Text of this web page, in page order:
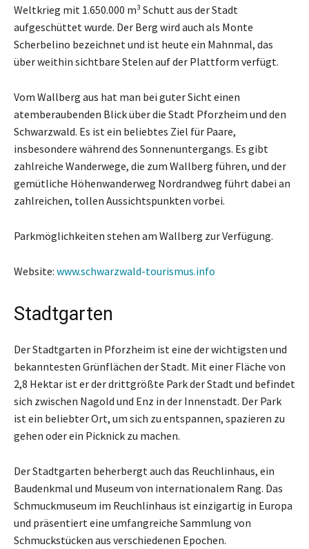
Weltkrieg mit 1.650.000 m³ Schutt aus der Stadt
aufgeschüttet wurde. Der Berg wird auch als Monte
Scherbelino bezeichnet und ist heute ein Mahnmal, das
über weithin sichtbare Stelen auf der Plattform verfügt.
Vom Wallberg aus hat man bei guter Sicht einen
atemberaubenden Blick über die Stadt Pforzheim und den
Schwarzwald. Es ist ein beliebtes Ziel für Paare,
insbesondere während des Sonnenuntergangs. Es gibt
zahlreiche Wanderwege, die zum Wallberg führen, und der
gemütliche Höhenwanderweg Nordrandweg führt dabei an
zahlreichen, tollen Aussichtspunkten vorbei.
Parkmöglichkeiten stehen am Wallberg zur Verfügung.
Website: www.schwarzwald-tourismus.info
Stadtgarten
Der Stadtgarten in Pforzheim ist eine der wichtigsten und
bekanntesten Grünflächen der Stadt. Mit einer Fläche von
2,8 Hektar ist er der drittgrößte Park der Stadt und befindet
sich zwischen Nagold und Enz in der Innenstadt. Der Park
ist ein beliebter Ort, um sich zu entspannen, spazieren zu
gehen oder ein Picknick zu machen.
Der Stadtgarten beherbergt auch das Reuchlinhaus, ein
Baudenkmal und Museum von internationalem Rang. Das
Schmuckmuseum im Reuchlinhaus ist einzigartig in Europa
und präsentiert eine umfangreiche Sammlung von
Schmuckstücken aus verschiedenen Epochen.